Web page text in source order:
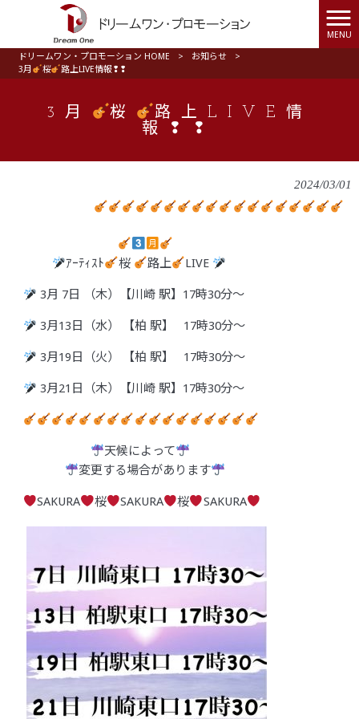
MENU
ドリームワン・プロモーション HOME > お知らせ
>
3月
桜 路上LIVE情報❢❢
3月 桜
路上LIVE情
報❢❢
2024/03/01
ｱｰﾃｨｽﾄ 桜 路上 LIVE
3月 7日 （木）【川崎 駅】17時30分〜
3月13日（水） 【柏 駅】 17時30分〜
3月19日（火） 【柏 駅】 17時30分〜
3月21日（木）【川崎 駅】17時30分〜
天候によって
変更する場合があります
SAKURA 桜 SAKURA 桜 SAKURA